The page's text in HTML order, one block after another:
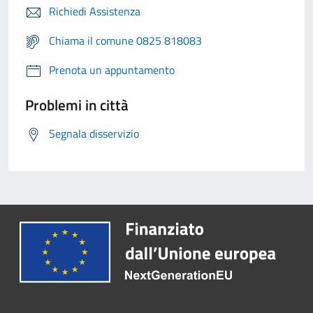
Richiedi Assistenza
Chiama il comune 0825 818083
Prenota un appuntamento
Problemi in città
Segnala disservizio